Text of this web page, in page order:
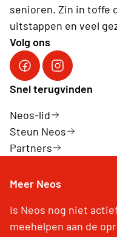
senioren. Zin in toffe
uitstappen en veel
Volg ons
Facebook Neos vzw
Instagram
Snel terugvinden
Neos-lid
Steun Neos
Partners
Meer Neos
Is Neos nog niet
meehelpen aan de